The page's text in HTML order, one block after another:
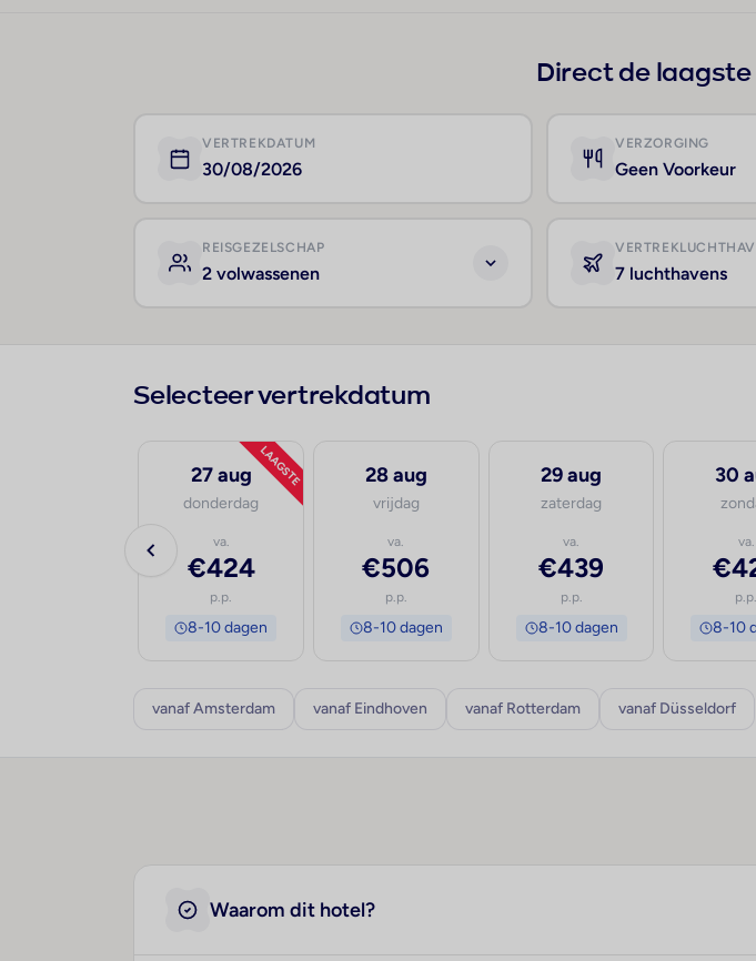
Direct de
VERTREKDATUM
30/08/2026
VERZORGING
Geen Voorkeur
REISGEZELSCHAP
2 volwassenen 7 luchthavens
Selecteer vertrekdatum
LAAGSTE
27 aug
donderdag
va.
€424
p.p.
8-10 dagen
28 aug
vrijdag
va.
€506
p.p.
8-10 dagen
29 aug
zaterdag
va.
€439
p.p.
8-10 dagen
30
va.
p.p.
8-10
vanaf Amsterdam vanaf Eindhoven vanaf Rotterdam vanaf Düsseldorf
Waarom dit hotel?